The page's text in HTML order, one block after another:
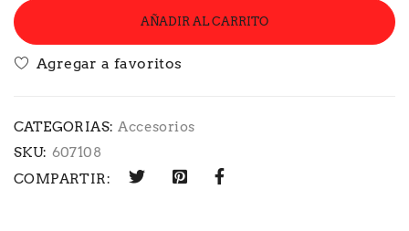
AÑADIR AL CARRITO
CATEGORIAS: Accesorios
SKU: 607108
COMPARTIR: